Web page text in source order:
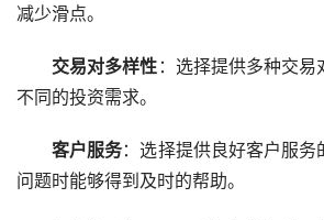
减少滑点。
交易对多样性 ：选择提供多种交
不同的投资需求。
客户服务：选择提供良好客户服务
问题时能够得到及时的帮助。